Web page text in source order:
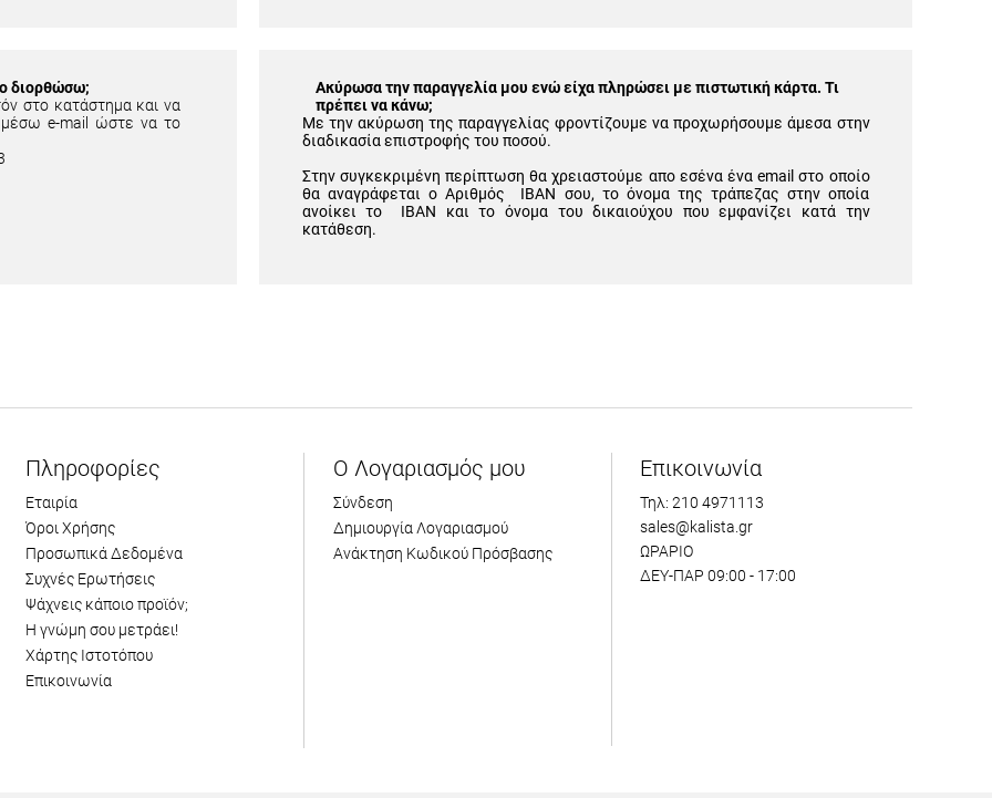
διορθώσω;
στο κατάστημα και να
μέσω e-mail ώστε να το
Ακύρωσα την παραγγελία μου ενώ είχα πληρώσει με πιστωτική κάρτα. Τι
πρέπει να κάνω;
Με την ακύρωση της παραγγελίας φροντίζουμε να προχωρήσουμε άμεσα στην
διαδικασία επιστροφής του ποσού.
Στην συγκεκριμένη περίπτωση θα χρειαστούμε απο εσένα ένα email στο οποίο
θα αναγράφεται ο Αριθμός IBAN σου, το όνομα της τράπεζας στην οποία
ανοίκει το IBAN και το όνομα του δικαιούχου που εμφανίζει κατά την
κατάθεση.
Πληροφορίες
Εταιρία
Όροι Χρήσης
Προσωπικά Δεδομένα
Συχνές Ερωτήσεις
Ψάχνεις κάποιο προϊόν;
Η γνώμη σου μετράει!
Χάρτης Ιστοτόπου
Επικοινωνία
Ο Λογαριασμός μου
Σύνδεση
Δημιουργία Λογαριασμού
Ανάκτηση Κωδικού Πρόσβασης
Επικοινωνία
Τηλ: 210 4971113
sales@kalista.gr
ΩΡΑΡΙΟ
ΔΕΥ-ΠΑΡ 09:00 - 17:00